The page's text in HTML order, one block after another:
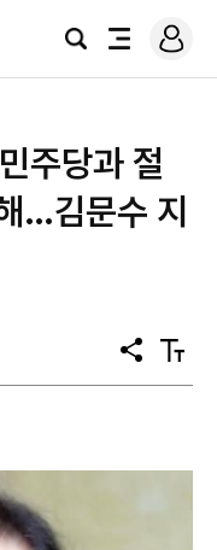
검
전
로
그
주당과 절
…김문수 지
공
유
텍
스